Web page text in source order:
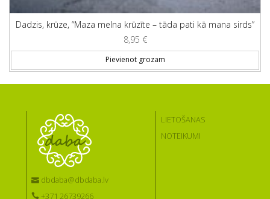
Dadzis, krūze, “Maza melna krūzīte – tāda pati kā mana sirds”
8,95 €
Pievienot grozam
dbdaba@dbdaba.lv
+371 26739266
LIETOŠANAS
NOTEIKUMI